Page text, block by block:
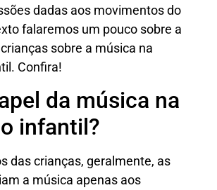
dadas aos movimentos do
falaremos um pouco sobre a
sobre a música na
Confira!
da música na
infantil?
das crianças, geralmente, as
a música apenas aos